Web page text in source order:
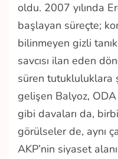
oldu. 2007 yılında
başlayan süreçte;
bilinmeyen gizli
savcısı ilan eden
süren tutukluluklara
gelişen Balyoz, ODA
gibi davaları da,
görülseler de, aynı
AKP’nin siyaset